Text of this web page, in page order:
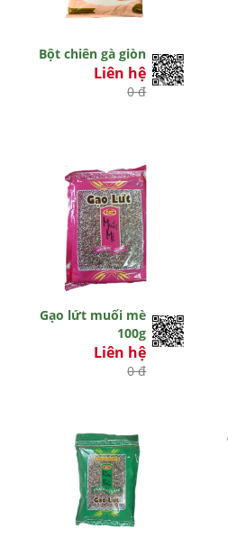
Bột chiên gà giòn
Liên hệ
0 đ
Gạo lứt muối mè
100g
Liên hệ
0 đ